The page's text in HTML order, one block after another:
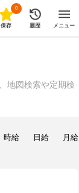
0
保存 履歴 メニュー
地図検索や定期検
時給 日給 月給